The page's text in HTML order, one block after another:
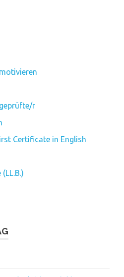
r
Certificate in English